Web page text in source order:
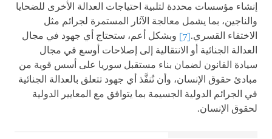
إنشاء مؤسسات محددة لتلبية احتياجات العدالة الأخرى للضحايا
والناجين، بما يشمل معالجة الآثار المستمرة لجرائم مثل
الاختفاء القسري.[7]
وبشكل أعم، ستحتاج أي جهود في مجال
العدالة الجنائية أو الانتقالية إلى إصلاحات أوسع في مجال
سيادة القانون لضمان بناء مستقبل سوريا على أسس قوية من
مبادئ حقوق الإنسان، وأن تُنفَّذ أي جهود تتعلق بالعدالة الجنائية
في الجرائم الدولية الجسيمة بما يتوافق مع المعايير الدولية
لحقوق الإنسان.